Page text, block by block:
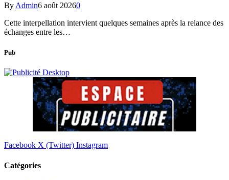
ByAdmin6 août 20260
Cette interpellation intervient quelques semaines après la relance des
échanges entre les…
Pub
Facebook X (Twitter) Instagram
Catégories